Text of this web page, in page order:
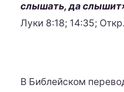
слышать, да
Луки 8:18; 14:35;
В Библейском